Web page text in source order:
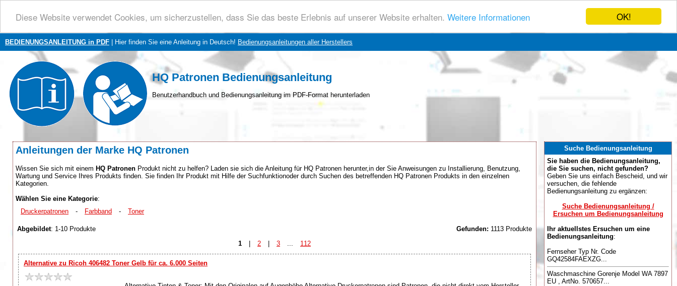
OK!
Diese Website verwendet Cookies, um sicherzustellen, dass Sie das beste Erlebnis auf unserer Website erhalten. Weitere Informationen
BEDIENUNGSANLEITUNG in PDF | Hier finden Sie eine Anleitung in Deutsch! Bedienungsanleitungen aller Herstellers
HQ Patronen Bedienungsanleitung
Benutzerhandbuch und Bedienungsanleitung im PDF-Format herunterladen
Anleitungen der Marke HQ Patronen
Wissen Sie sich mit einem HQ Patronen Produkt nicht zu helfen? Laden sie sich die Anleitung für HQ Patronen herunter,in der Sie Anweisungen zu Installierung, Benutzung,
Wartung und Service Ihres Produkts finden. Sie finden Ihr Produkt mit Hilfe der Suchfunktionoder durch Suchen des betreffenden HQ Patronen Produkts in den einzelnen
Kategorien.
Wählen Sie eine Kategorie:
Druckerpatronen
- Farbband - Toner
Abgebildet: 1-10 Produkte Gefunden: 1113 Produkte
1
| 2 | 3 112
Alternative zu Ricoh 406482 Toner Gelb für ca. 6.000 Seiten
Suche Bedienungsanleitung
Sie haben die Bedienungsanleitung,
die Sie suchen, nicht gefunden?
Geben Sie uns einfach Bescheid, und wir
versuchen, die fehlende
Bedienungsanleitung zu ergänzen:
Suche Bedienungsanleitung /
Ersuchen um Bedienungsanleitung
Ihr aktuellstes Ersuchen um eine
Bedienungsanleitung:
Fernseher Typ Nr. Code
GQ42584FAEXZG...
Waschmaschine Gorenje Model WA 7897
EU , ArtNo. 570657...